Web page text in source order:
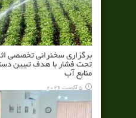
برگزاری سخنرانی تخصصی
تحت فشار با هدف تبیین
منابع آب
5 آگوست 2026